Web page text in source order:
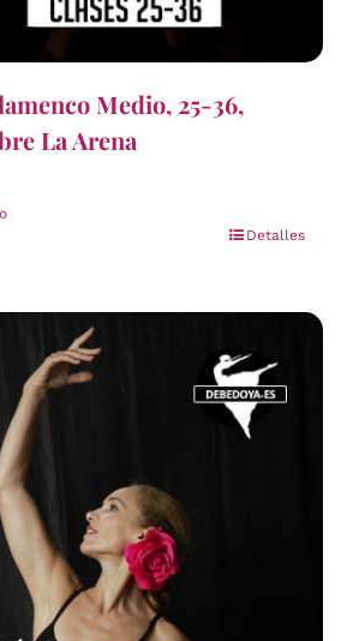
Medio, 25-36,
La Arena
Detalles